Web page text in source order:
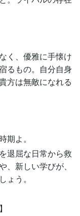
く、優雅に手懐け
るもの。自分自身
方は無敵になれる
期よ。
退屈な日常から救
新しい学びが、
う。